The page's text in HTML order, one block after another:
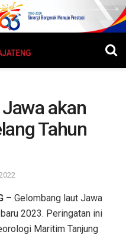
akan
Tahun
– Gelombang laut Jawa
2023. Peringatan ini
Maritim Tanjung